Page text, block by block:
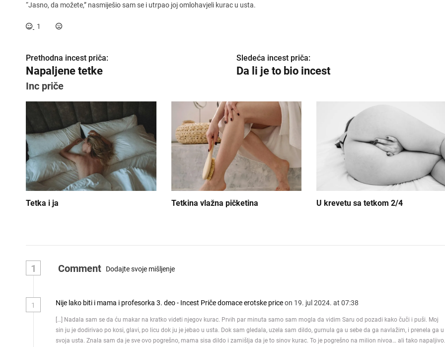
“Jasno, da možete,” nasmiješio sam se i utrpao joj omlohavjeli kurac u usta.
1
K
r
e
a
n
j
e
a
n
Prethodna incest priča:
Napaljene tetke
Sledeća incest priča:
Da li je to bio incest
Inc priče
Tetka i ja Tetkina vlažna pičketina U krevetu sa tetkom 2/4
1 Comment Dodajte svoje mišljenje
1 Nije lako biti i mama i profesorka 3. deo - Incest Priče domace erotske priceon 19. jul 2024. at 07:38
[…] Nadala sam se da ću makar na kratko videti njegov kurac. Prvih par minuta samo sam mogla da vidim Saru od pozadi kako čuči i puši. Moj
sin ju je dodirivao po kosi, glavi, po licu dok ju je jebao u usta. Dok sam gledala, uzela sam dildo, gurnula ga u sebe da ga navlažim, i prenela ga u
svoja usta. Znala sam da je sve ovo pogrešno, mama sisa dildo i zamišlja da je to sinov kurac. To je pogrešno na milion nivoa… ali tako napaljivo.